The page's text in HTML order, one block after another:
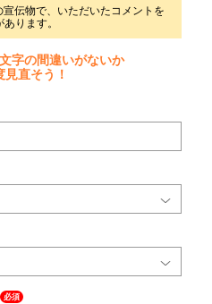
伝物で、いただいたコメントを
ります。
字の間違いがないか
見直そう！
必須